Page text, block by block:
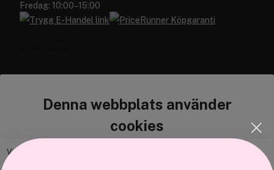
Denna webbplats använder
cookies
Vi använder enhetsidentifierare för att anpassa innehållet och
Fredag: 10:00–15:00
Cocopanda.se